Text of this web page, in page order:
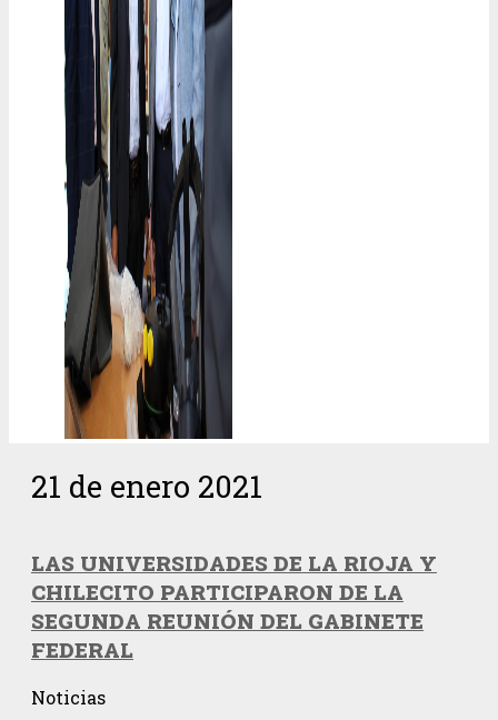
21 de enero 2021
LAS UNIVERSIDADES DE LA RIOJA Y
CHILECITO PARTICIPARON DE LA
SEGUNDA REUNIÓN DEL GABINETE
FEDERAL
Noticias